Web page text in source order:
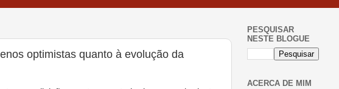
optimistas quanto à evolução da
PESQUISAR
NESTE BLOGUE
ACERCA DE MIM